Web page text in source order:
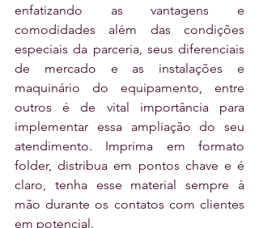
enfatizando as vantagens e
comodidades além das condições
especiais da parceria, seus diferenciais
de mercado e as instalações e
maquinário do equipamento, entre
outros é de vital importância para
implementar essa ampliação do seu
atendimento. Imprima em formato
folder, distribua em pontos chave e é
claro, tenha esse material sempre à
mão durante os contatos com clientes
em potencial.